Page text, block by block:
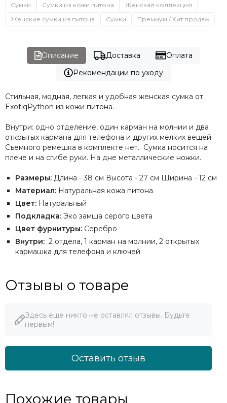
Сумки Сумки из кожи питона
Женская коллекция
Женские сумки из питона
Сумки Премиум / Хит продаж
Описание Доставка
Оплата
Рекомендации по уходу
Стильная, модная, легкая и удобная женская сумка от
ExotiqPython из кожи питона.
Внутри: одно отделение, один карман на молнии и два
открытых кармана для телефона и других мелких вещей.
Съемного ремешка в комплекте нет. Сумка носится на
плече и на сгибе руки. На дне металлические ножки.
Размеры: Длина - 38 см Высота - 27 см Ширина - 12 см
Материал: Натуральная кожа питона
Цвет: Натуральный
Подкладка: Эко замша серого цвета
Цвет фурнитуры: Серебро
Внутри: 2 отдела, 1 карман на молнии, 2 открытых
кармашка для телефона и ключей
Отзывы о товаре
Здесь еще никто не оставлял отзывы. Будьте
первым!
Оставить отзыв
Похожие товары